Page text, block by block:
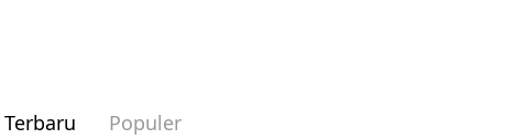
Terbaru Populer